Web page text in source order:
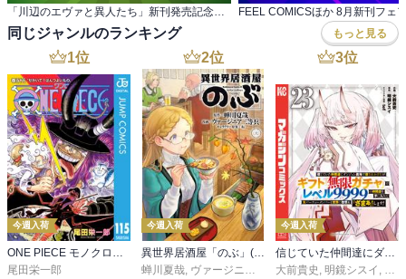
「川辺のエヴァと異人たち」新刊発売記念！ ファンタジー特集 無料+割引 FEEL COMICSほか 8月新刊フェ
同じジャンルのランキング もっと見る
1位
今週入荷
ONE PIECE モノクロ版 115
尾田栄一郎
2位
今週入荷
異世界居酒屋「のぶ」(22)
蝉川夏哉, ヴァージニア二等兵 ,転
3位
今週入荷
信じていた仲間達にダンジョン奥地で殺されかけたがギフト『無限ガチャ』でレベル９９９９の仲間達を手に入れて元パーティーメンバーと世界に復讐＆『ざまぁ！』します！（２３）
大前貴史 , 明鏡シスイ , ｔ